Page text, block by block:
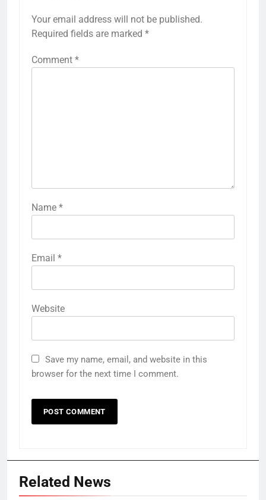
Your email address will not be published.
Required fields are marked *
Comment *
Name *
Email *
Website
Save my name, email, and website in this
browser for the next time I comment.
Related News